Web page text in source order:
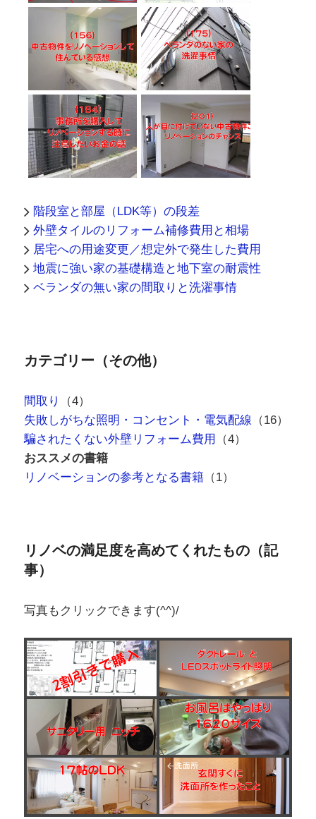
階段室と部屋（LDK等）の段差
外壁タイルのリフォーム補修費用と相場
居宅への用途変更／想定外で発生した費用
地震に強い家の基礎構造と地下室の耐震性
ベランダの無い家の間取りと洗濯事情
カテゴリー（その他）
間取り
（4）
失敗しがちな照明・コンセント・電気配線 （16）
騙されたくない外壁リフォーム費用
（4）
おススメの書籍
リノベーションの参考となる書籍（1）
リノベの満足度を高めてくれたもの（記
事）
写真もクリックできます(^^)/